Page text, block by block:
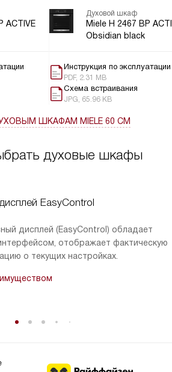
ACTIVE
Духовой шкаф
Miele H 2467 BP
Obsidian black
Инструкция по эксплуатации
PDF, 2.31 MB
Схема встраивания
JPG, 65.96 KB
ШКАФАМ MIELE 60 СМ
духовые шкафы
EasyControl
дисплей (EasyControl) обладает
отображает фактическую
о текущих настройках.